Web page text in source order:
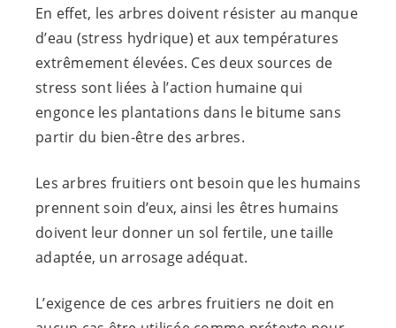
En effet, les arbres doivent résister au manque
d’eau (stress hydrique) et aux températures
extrêmement élevées. Ces deux sources de
stress sont liées à l’action humaine qui
engonce les plantations dans le bitume sans
partir du bien-être des arbres.
Les arbres fruitiers ont besoin que les humains
prennent soin d’eux, ainsi les êtres humains
doivent leur donner un sol fertile, une taille
adaptée, un arrosage adéquat.
L’exigence de ces arbres fruitiers ne doit en